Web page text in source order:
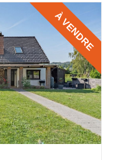
À VENDRE